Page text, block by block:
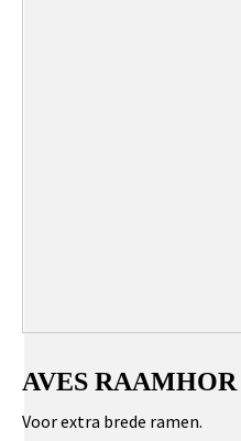
AVES
Voor extra brede ramen.